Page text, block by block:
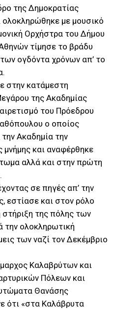
της Δημοκρατίας
με μουσικό
Ορχήστρα του Δήμου
τίμησε το βράδυ
ογδόντα χρόνων απ’ το
στην κατάμεστη
της Ακαδημίας
του Πρόεδρου
ο οποίος
την Ακαδημία την
και αναφέρθηκε
αλλά και στην πρώτη
σε πηγές απ’ την
εστίασε και στον ρόλο
της πόλης των
ολοκληρωτική
των ναζί τον Δεκέμβριο
Καλαβρύτων και
Πόλεων και
Θανάσης
ότι «στα Καλάβρυτα